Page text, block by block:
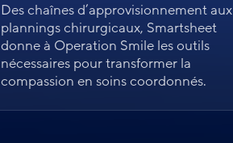
Des chaînes d’approvisionnement aux
plannings chirurgicaux, Smartsheet
donne à Operation Smile les outils
nécessaires pour transformer la
compassion en soins coordonnés.